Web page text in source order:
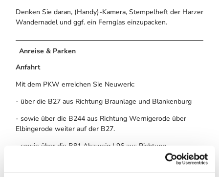
Denken Sie daran, (Handy)-Kamera, Stempelheft der Harzer
Wandernadel und ggf. ein Fernglas einzupacken.
Anreise & Parken
Anfahrt
Mit dem PKW erreichen Sie Neuwerk:
- über die B27 aus Richtung Braunlage und Blankenburg
- sowie über die B244 aus Richtung Wernigerode über
Elbingerode weiter auf der B27.
- sowie über die B81 Abzweig L96 aus Richtung